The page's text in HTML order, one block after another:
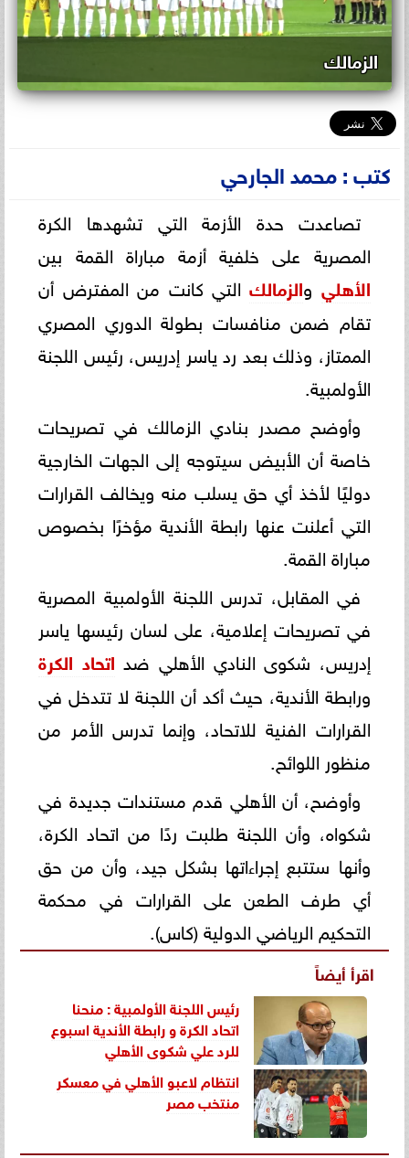
الزمالك
كتب : محمد الجارحي
تصاعدت حدة الأزمة التي تشهدها الكرة
المصرية على خلفية أزمة مباراة القمة بين
الأهلي والزمالكالتي كانت من المفترض أن
تقام ضمن منافسات بطولة الدوري المصري
الممتاز، وذلك بعد رد ياسر إدريس، رئيس اللجنة
الأولمبية.
وأوضح مصدر بنادي الزمالك في تصريحات
خاصة أن الأبيض سيتوجه إلى الجهات الخارجية
دوليًا لأخذ أي حق يسلب منه ويخالف القرارات
التي أعلنت عنها رابطة الأندية مؤخرًا بخصوص
مباراة القمة.
في المقابل، تدرس اللجنة الأولمبية المصرية
في تصريحات إعلامية، على لسان رئيسها ياسر
إدريس، شكوى النادي الأهلي ضد اتحاد الكرة
ورابطة الأندية، حيث أكد أن اللجنة لا تتدخل في
القرارات الفنية للاتحاد، وإنما تدرس الأمر من
منظور اللوائح.
وأوضح، أن الأهلي قدم مستندات جديدة في
شكواه، وأن اللجنة طلبت ردًا من اتحاد الكرة،
وأنها ستتبع إجراءاتها بشكل جيد، وأن من حق
أي طرف الطعن على القرارات في محكمة
التحكيم الرياضي الدولية (كاس).
اقرأ أيضاً
رئيس اللجنة الأولمبية : منحنا
اتحاد الكرة و رابطة الأندية اسبوع
للرد علي شكوى الأهلي
انتظام لاعبو الأهلي في معسكر
منتخب مصر